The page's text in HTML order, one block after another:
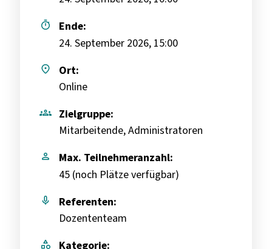
timer
Ende:
24. September 2026, 15:00
place
Ort:
Online
groups Zielgruppe:
Mitarbeitende, Administratoren
person
Max. Teilnehmeranzahl:
45 (noch Plätze verfügbar)
mic
Referenten:
Dozententeam
category
Kategorie: